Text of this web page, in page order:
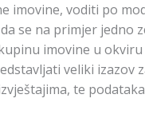
imovine, voditi po
se na primjer jedno
imovine u
veliki
te